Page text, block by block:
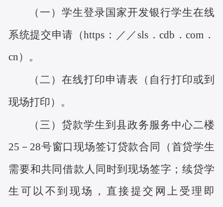
（一）学生登录国家开发银行学生在线
系统提交申请（https：／／sls．cdb．com．
cn）。
（二）在线打印申请表（自行打印或到
现场打印） 。
（三）贷款学生到县政务服务中心二楼
25 － 28号窗口现场签订贷款合同（首贷学生
需要和共同借款人同时到现场签字；续贷学
生可以不到现场，直接提交网上受理即